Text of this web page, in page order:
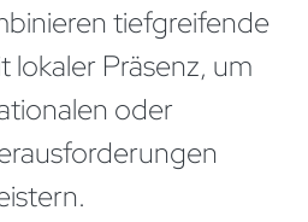
tiefgreifende
lokaler Präsenz, um
oder